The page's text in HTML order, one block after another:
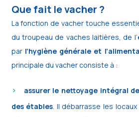
Que fait le vacher ?
La fonction de vacher touche
du troupeau de vaches laitières, de l’
par l’hygiène générale et
principale du vacher consiste à :
assurer le nettoyage intégral
des étables . Il débarrasse les